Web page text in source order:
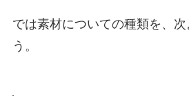
では素材についての種類を、次
う。